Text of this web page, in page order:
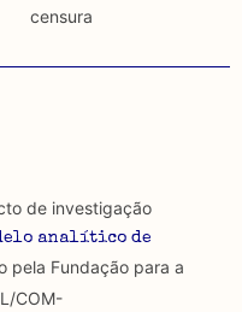
censura
de investigação
analítico de
pela Fundação para a
COM-